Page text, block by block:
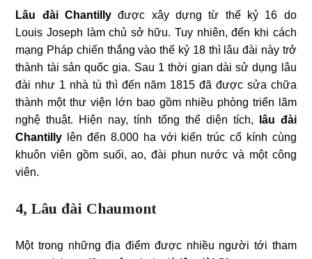
Lâu đài Chantilly được xây dựng từ thế kỷ 16 do
Louis Joseph làm chủ sở hữu. Tuy nhiên, đến khi cách
mạng Pháp chiến thắng vào thế kỷ 18 thì lâu đài này trở
thành tài sản quốc gia. Sau 1 thời gian dài sử dụng lâu
đài như 1 nhà tù thì đến năm 1815 đã được sửa chữa
thành một thư viện lớn bao gồm nhiều phòng triển lãm
nghệ thuật. Hiện nay, tính tổng thể diện tích,
lâu đài
Chantilly lên đến 8.000 ha với kiến trúc cổ kính cùng
khuôn viên gồm suối, ao, đài phun nước và một công
viên.
4, Lâu đài Chaumont
Một trong những địa điểm được nhiều người tới tham